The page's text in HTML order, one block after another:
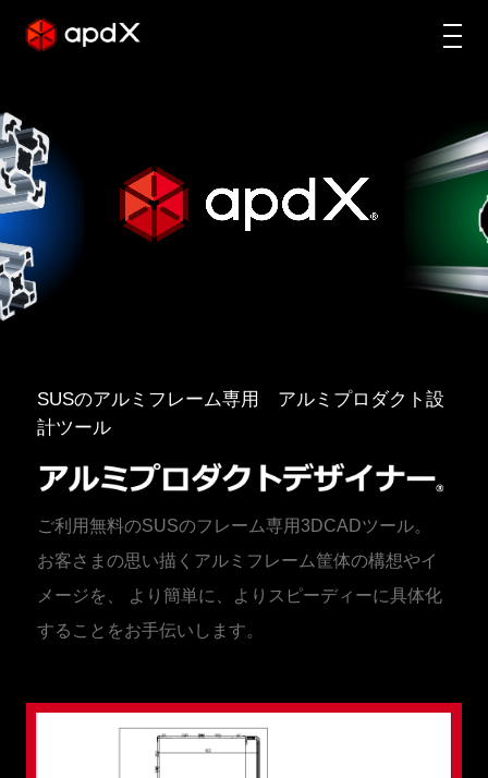
SUSのアルミフレーム専用 アルミプロダクト設
計ツール
ご利用無料のSUSのフレーム専用3DCADツール。
お客さまの思い描くアルミフレーム筐体の構想やイ
メージを、
より簡単に、よりスピーディーに具体化
することをお手伝いします。